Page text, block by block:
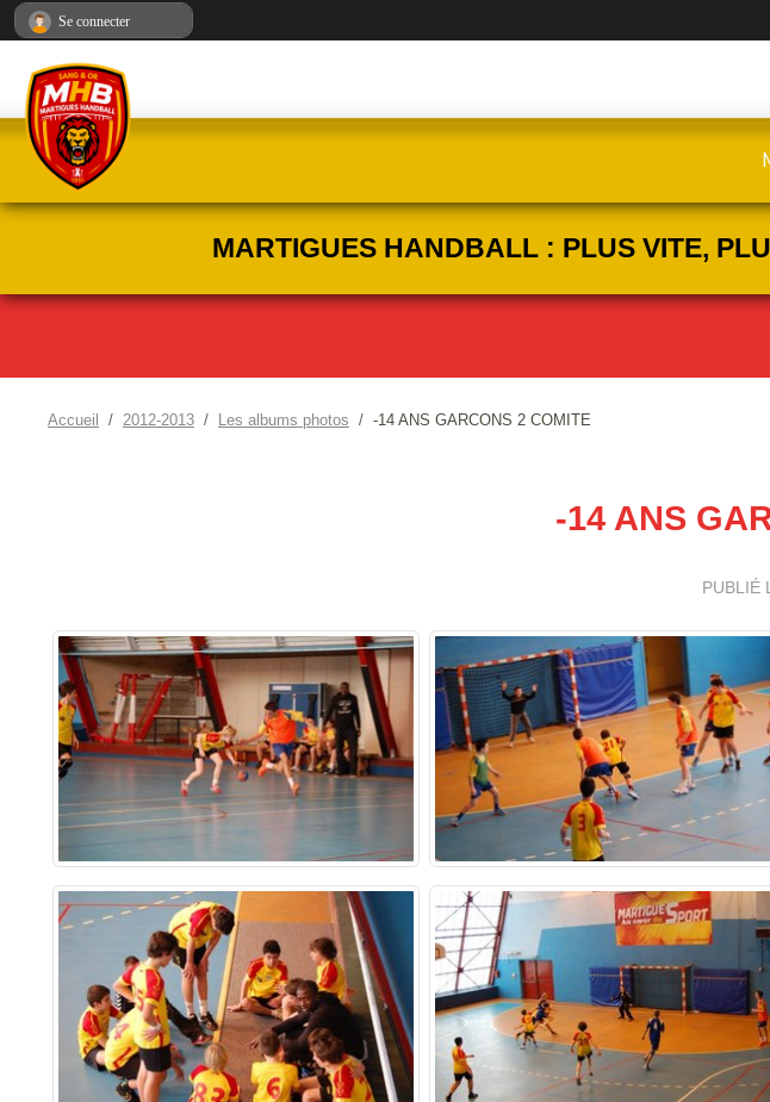
MARTIGUES HANDBALL : PLUS VITE,
Accueil 2012-2013 Les albums photos -14 ANS GARCONS 2 COMITE
-14 ANS
PUBLIÉ
Se connecter
Panneau de gestion des cookies